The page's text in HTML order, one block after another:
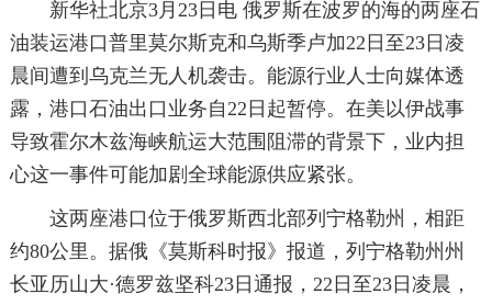
新华社北京3月23日电 俄罗斯在波罗的海的两座石
油装运港口普里莫尔斯克和乌斯季卢加22日至23日凌
晨间遭到乌克兰无人机袭击。能源行业人士向媒体透
露，港口石油出口业务自22日起暂停。在美以伊战事
导致霍尔木兹海峡航运大范围阻滞的背景下，业内担
心这一事件可能加剧全球能源供应紧张。
这两座港口位于俄罗斯西北部列宁格勒州，相距
约80公里。据俄《莫斯科时报》报道，列宁格勒州州
长亚历山大·德罗兹坚科23日通报，22日至23日凌晨，